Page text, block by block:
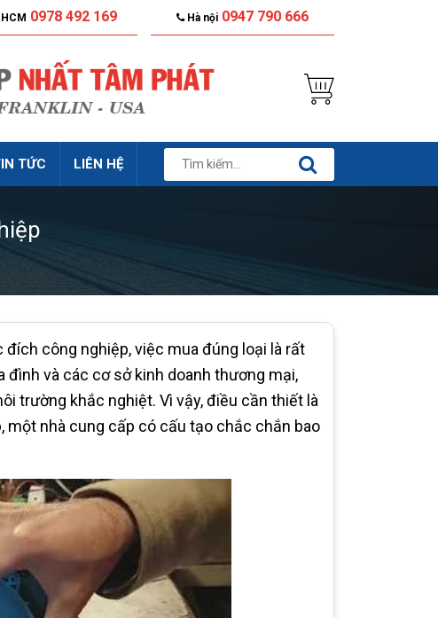
0978 492 169 Hà nội 0947 790 666
TỨC LIÊN HỆ
công nghiệp, việc mua đúng loại là rất
và các cơ sở kinh doanh thương mại,
trường khắc nghiệt. Vì vậy, điều cần thiết là
nhà cung cấp có cấu tạo chắc chắn bao